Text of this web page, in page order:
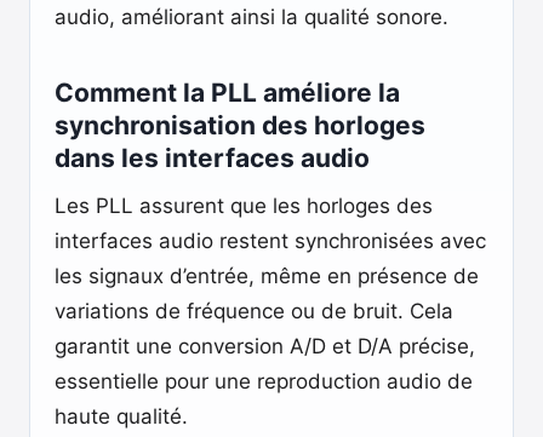
audio, améliorant ainsi la qualité sonore.
Comment la PLL améliore la
synchronisation des horloges
dans les interfaces audio
Les PLL assurent que les horloges des
interfaces audio restent synchronisées avec
les signaux d’entrée, même en présence de
variations de fréquence ou de bruit. Cela
garantit une conversion A/D et D/A précise,
essentielle pour une reproduction audio de
haute qualité.